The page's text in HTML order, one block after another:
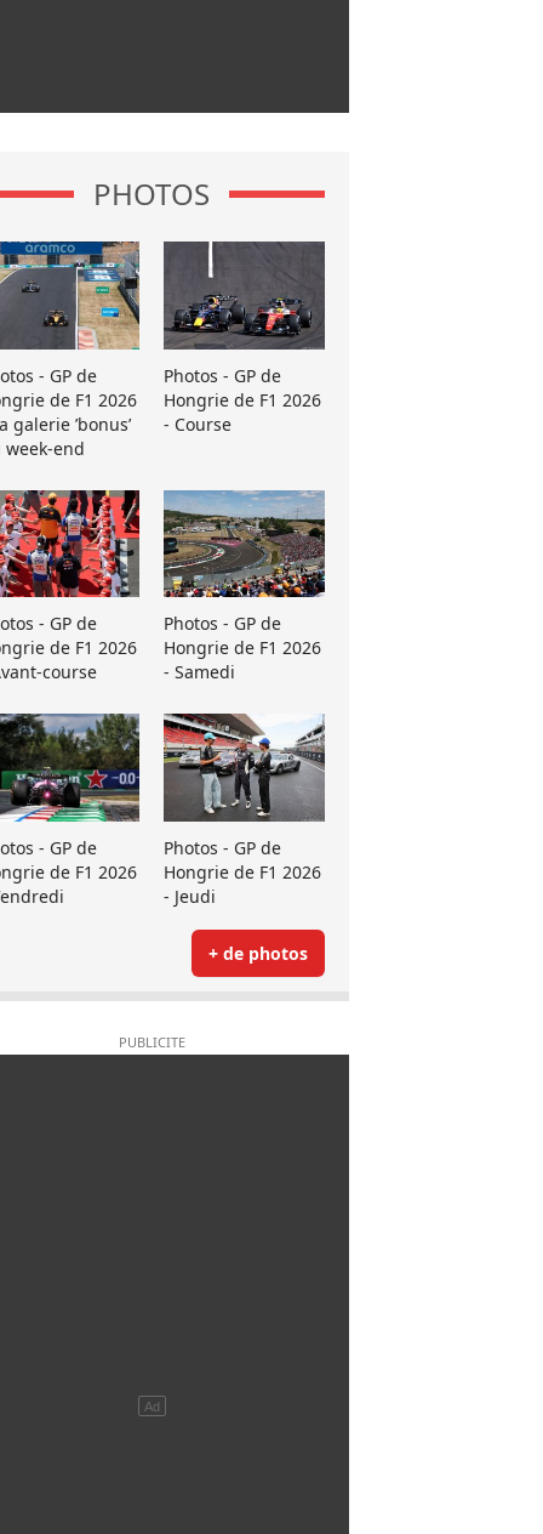
PHOTOS
- GP de
de F1 2026
galerie ’bonus’
week-end
Photos - GP de
Hongrie de F1 2026
- Course
- GP de
de F1 2026
course
Photos - GP de
Hongrie de F1 2026
- Samedi
- GP de
de F1 2026
Photos - GP de
Hongrie de F1 2026
- Jeudi
+ de photos